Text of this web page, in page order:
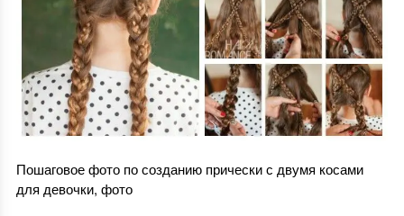
Пошаговое фото по созданию прически с двумя косами
для девочки, фото